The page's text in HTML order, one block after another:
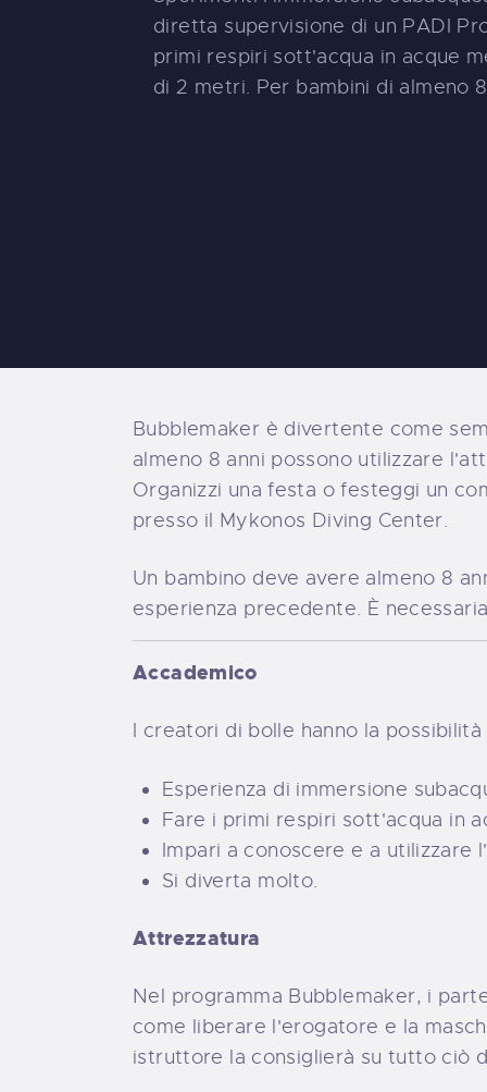
diretta supervisione di un PADI
primi respiri sott'acqua in acque
di 2 metri. Per bambini di almeno
Bubblemaker è divertente come
almeno 8 anni possono utilizzare
Organizzi una festa o festeggi un
presso il Mykonos Diving Center.
Un bambino deve avere almeno 8
esperienza precedente. È
Accademico
I creatori di bolle hanno la possibilità
Esperienza di immersione
Fare i primi respiri sott'acqua in
Impari a conoscere e a utilizzare
Si diverta molto.
Attrezzatura
Nel programma Bubblemaker, i
come liberare l'erogatore e la
istruttore la consiglierà su tutto ciò